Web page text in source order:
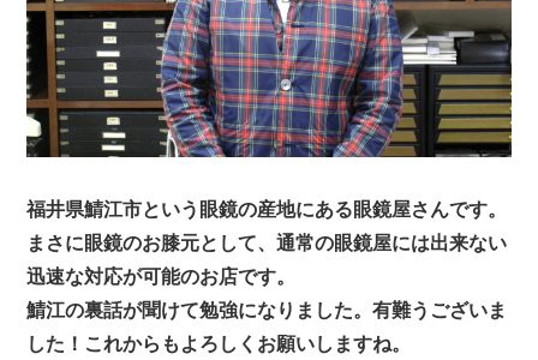
福井県鯖江市という眼鏡の産地にある眼鏡屋さんです。
まさに眼鏡のお膝元として、通常の眼鏡屋には出来ない
迅速な対応が可能のお店です。
鯖江の裏話が聞けて勉強になりました。有難うございま
した！これからもよろしくお願いしますね。